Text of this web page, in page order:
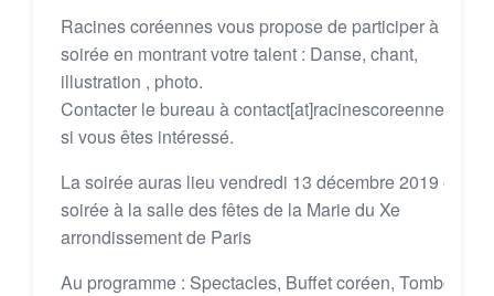
Racines coréennes vous propose de participer à la
soirée en montrant votre talent : Danse, chant,
illustration , photo.
Contacter le bureau à contact[at]racinescoreennes.com
si vous êtes intéressé.
La soirée auras lieu vendredi 13 décembre 2019 en
soirée à la salle des fêtes de la Marie du Xe
arrondissement de Paris
Au programme : Spectacles, Buffet coréen, Tombola